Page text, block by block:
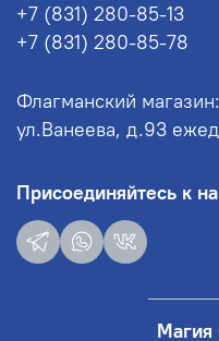
Магия
+7 (831) 280-85-13
+7 (831) 280-85-78
Флагманский
ул.Ванеева, д.93
Присоединяйтесь к